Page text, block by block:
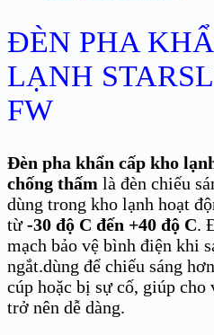
ĐÈN PHA
LẠNH
FW
Đèn pha khẩn cấp kho
chống thấm là đèn chiếu
dùng trong kho lạnh hoạt
từ-30 độ C đến +40 độ C.
mạch bảo vệ bình điện khi
ngắt.dùng để chiếu sáng
cúp hoặc bị sự cố, giúp
trở nên dễ dàng.